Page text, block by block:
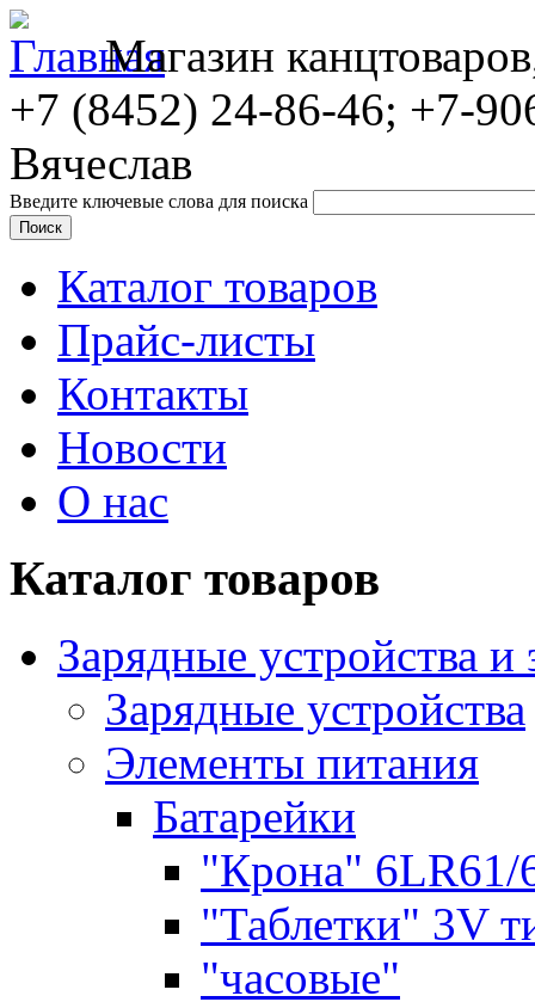
Магазин
+7 (8452) 24-86-46; +7-
Вячеслав
Введите ключевые слова для поиска
Каталог товаров
Прайс-листы
Контакты
Новости
О нас
Каталог товаров
Зарядные устройства
Зарядные устройства
Элементы питания
Батарейки
"Крона" 6LR61/
"Таблетки" 3V
"часовые"